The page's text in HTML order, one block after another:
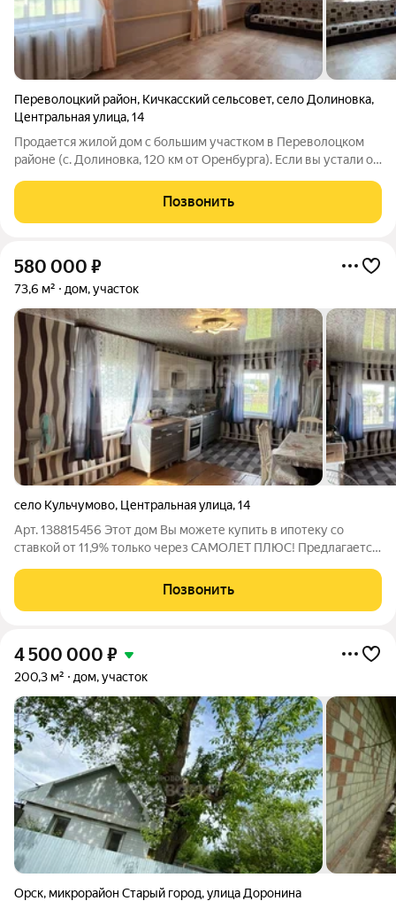
Переволоцкий район, Кичкасский сельсовет,село Долиновка,
Центральная улица,14
Продается жилой дом с большим участком в Переволоцком
районе (с. Долиновка, 120 км от Оренбурга). Если вы устали от
жизнь, заниматься ведением хозяйства и огородничеством -
обязательно
Позвонить
580 000 ₽
73,6 м² дом, участок
село Кульчумово, Центральная улица,14
Арт. 138815456 Этот дом Вы можете купить в ипотеку со
ставкой от 11,9% только через САМОЛЕТ ПЛЮС! Предлагается
земельном участке площадью 13 соток. Общая площадь дома
составляет 73,6 квадратных
Позвонить
4 500 000 ₽
200,3 м² дом, участок
Орск, микрорайон Старый город,улица Доронина